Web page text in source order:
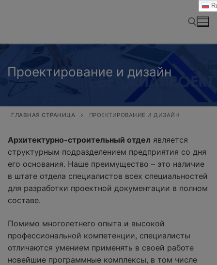
Проектирование и дизайн
ГЛАВНАЯ СТРАНИЦА ПРОЕКТИРОВАНИЕ И ДИЗАЙН
Архитектурно-строительный отдел является
структурным подразделением предприятия со дня
его основания. Наше преимущество – это наличие
в штате отдела специалистов всех специальностей
для разработки проектной документации в полном
составе.
Помимо многолетнего опыта и высокой
профессиональной компетенции, специалисты
отличаются умением применять в своей работе
новейшие программные комплексы, в том числе